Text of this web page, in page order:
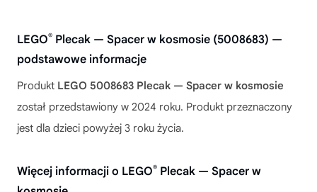
LEGO® Plecak — Spacer w kosmosie (5008683) —
podstawowe informacje
Produkt LEGO 5008683 Plecak — Spacer w kosmosie
został przedstawiony w 2024 roku. Produkt przeznaczony
jest dla dzieci powyżej 3 roku życia.
Więcej informacji o LEGO® Plecak — Spacer w